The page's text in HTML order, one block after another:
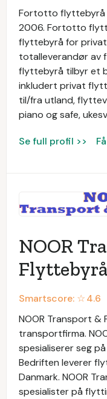
Fortotto flyttebyrå
2006. Fortotto
flyttebyrå for
totalleverandør
flyttebyrå tilbyr et
inkludert privat
til/fra utland,
piano og safe,
Se full profil >>
NOOR
Flyttebyrå
Smartscore: ☆4.6
NOOR Transport
transportfirma.
spesialiserer seg
Bedriften leverer
Danmark. NOOR
spesialister på